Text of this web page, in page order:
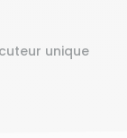
unique